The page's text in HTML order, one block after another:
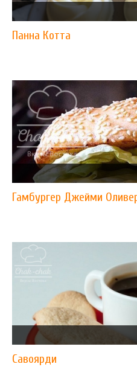
Панна Котта
Гамбургер Джейми
Савоярди